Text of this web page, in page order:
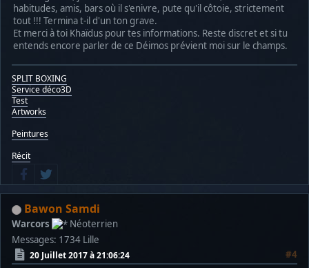
habitudes, amis, bars où il s'enivre, pute qu'il côtoie, strictement
tout !!! Termina t-il d'un ton grave.
Et merci à toi Khaïdus pour tes informations. Reste discret et si tu
entends encore parler de ce Déimos prévient moi sur le champs.
SPLIT BOXING
Service déco3D
Test
Artworks
Peintures
Récit
Bawon Samdi
Warcors
Néoterrien
Messages: 1734 Lille
20 Juillet 2017 à 21:06:24
#4